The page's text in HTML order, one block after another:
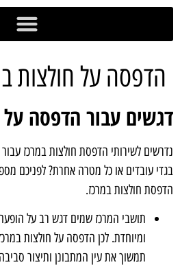
לתוכן
הדפסה על חולצות
דגשים עבור הדפסה על
נדרשים לשירותי הדפסת חולצות במרכז
בגדי עובדים או כל מטרה אחרת? לפניכם
הדפסת חולצות במרכז.
תושבי המרכז שמים דגש רב על
ומיוחדת. לכן הדפסה על חולצות
תמשוך את עין המתבונן ותיצור